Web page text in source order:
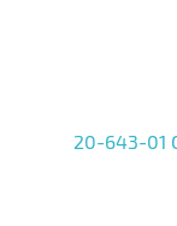
20-643-01